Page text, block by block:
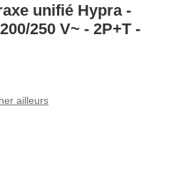
unifié Hypra -
250 V~ - 2P+T -
ailleurs